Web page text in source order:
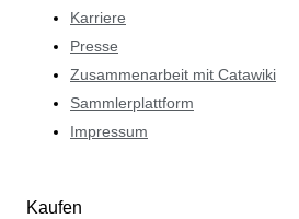
Karriere
Presse
Zusammenarbeit mit Catawiki
Sammlerplattform
Impressum
Kaufen